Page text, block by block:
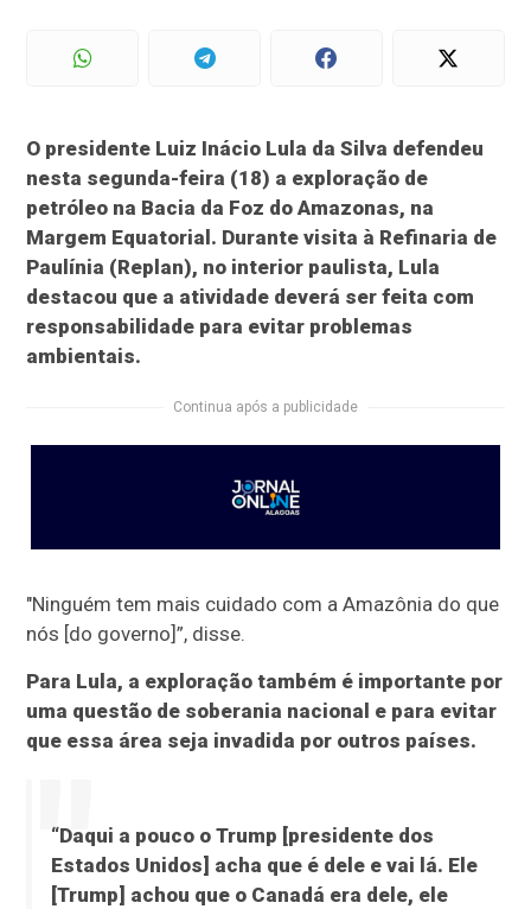
O presidente Luiz Inácio Lula da Silva defendeu
nesta segunda-feira (18) a exploração de
petróleo na Bacia da Foz do Amazonas, na
Margem Equatorial. Durante visita à Refinaria de
Paulínia (Replan), no interior paulista, Lula
destacou que a atividade deverá ser feita com
responsabilidade para evitar problemas
ambientais.
Continua após a publicidade
"Ninguém tem mais cuidado com a Amazônia do que
nós [do governo]”, disse.
Para Lula, a exploração também é importante por
uma questão de soberania nacional e para evitar
que essa área seja invadida por outros países.
“Daqui a pouco o Trump [presidente dos
Estados Unidos] acha que é dele e vai lá. Ele
[Trump] achou que o Canadá era dele, ele